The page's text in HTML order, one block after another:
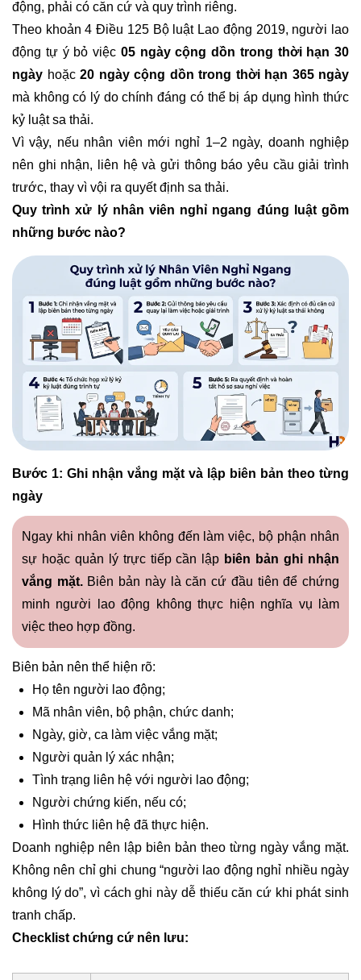
động, phải có căn cứ và quy trình riêng.
Theo khoản 4 Điều 125 Bộ luật Lao động 2019, người lao
động tự ý bỏ việc 05 ngày cộng dồn trong thời hạn 30
ngày hoặc 20 ngày cộng dồn trong thời hạn 365 ngày
mà không có lý do chính đáng có thể bị áp dụng hình thức
kỷ luật sa thải.
Vì vậy, nếu nhân viên mới nghỉ 1–2 ngày, doanh nghiệp
nên ghi nhận, liên hệ và gửi thông báo yêu cầu giải trình
trước, thay vì vội ra quyết định sa thải.
Quy trình xử lý nhân viên nghỉ ngang đúng luật gồm
những bước nào?
Bước 1: Ghi nhận vắng mặt và lập biên bản theo từng
ngày
Ngay khi nhân viên không đến làm việc, bộ phận nhân
sự hoặc quản lý trực tiếp cần lập biên bản ghi nhận
vắng mặt. Biên bản này là căn cứ đầu tiên để chứng
minh người lao động không thực hiện nghĩa vụ làm
việc theo hợp đồng.
Biên bản nên thể hiện rõ:
Họ tên người lao động;
Mã nhân viên, bộ phận, chức danh;
Ngày, giờ, ca làm việc vắng mặt;
Người quản lý xác nhận;
Tình trạng liên hệ với người lao động;
Người chứng kiến, nếu có;
Hình thức liên hệ đã thực hiện.
Doanh nghiệp nên lập biên bản theo từng ngày vắng mặt.
Không nên chỉ ghi chung “người lao động nghỉ nhiều ngày
không lý do”, vì cách ghi này dễ thiếu căn cứ khi phát sinh
tranh chấp.
Checklist chứng cứ nên lưu: